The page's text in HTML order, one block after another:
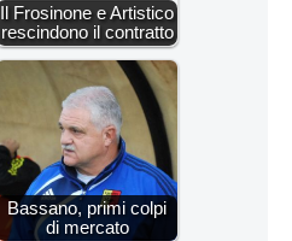
Il Frosinone e Artistico
rescindono il contratto
Bassano, primi colpi
di mercato